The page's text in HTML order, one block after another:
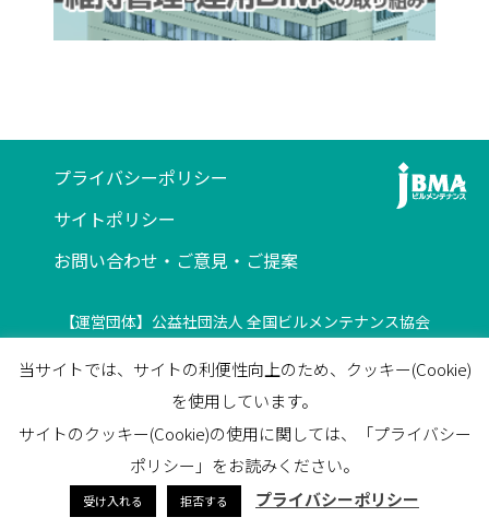
プライバシーポリシー
サイトポリシー
お問い合わせ・ご意見・ご提案
【運営団体】公益社団法人 全国ビルメンテナンス協会
ビルメンテナンス会館5F
03-3805-7560 / FAX 03-3805-7561
facebook
© 2023 JapanBuildingMaintenanceAssociation All Rights Reserved.
当サイトでは、サイトの利便性向上のため、クッキー(Cookie)
を使用しています。
サイトのクッキー(Cookie)の使用に関しては、「プライバシー
ポリシー」をお読みください。
受け入れる 拒否する プライバシーポリシー